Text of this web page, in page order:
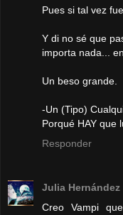
Pues si tal vez
Y di no sé que
importa nada...
Un beso grande.
-Un (Tipo)
Porqué HAY que
Responder
Julia Hernández
Creo Vampi